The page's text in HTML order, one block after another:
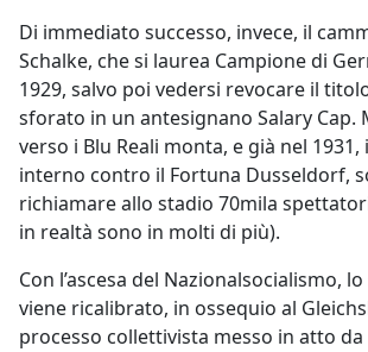
Di immediato successo, invece, il
Schalke, che si laurea Campione di
1929, salvo poi vedersi revocare il
sforato in un antesignano Salary Cap.
verso i Blu Reali monta, e già nel
interno contro il Fortuna Dusseldorf,
richiamare allo stadio 70mila
in realtà sono in molti di più).
Con l’ascesa del Nazionalsocialismo,
viene ricalibrato, in ossequio al
processo collettivista messo in atto da